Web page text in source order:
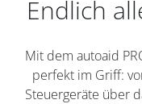
Endlich
Mit dem autoaid
perfekt im Griff:
Steuergeräte über